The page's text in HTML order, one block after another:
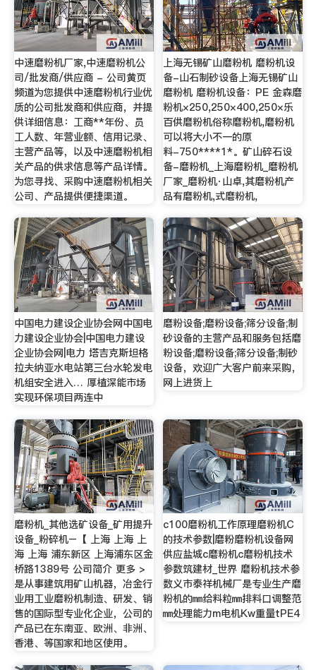
中速磨粉机厂家,中速磨粉机公
司/批发商/供应商 - 公司黄页
频道为您提供中速磨粉机行业优
质的公司批发商和供应商，并提
供详细信息：工商**年份、员
工人数、年营业额、信用记录、
主营产品等，以及中速磨粉机相
关产品的供求信息等产品详情。
为您寻找、采购中速磨粉机相关
公司、产品提供便捷渠道。
上海无锡矿山磨粉机 磨粉机设
备-山石制砂设备上海无锡矿山
磨粉机 磨粉机设备：PE 金森磨
粉机×250,250×400,250×乐
百供磨粉机俗称磨粉机,磨粉机
可以将大小不一的原
料-750****1*。矿山碎石设
备-磨粉机_上海磨粉机_磨粉机
厂家_磨粉机·山卓,其磨粉机产
品有磨粉机,式磨粉机,
中国电力建设企业协会网中国电
力建设企业协会|中国电力建设
企业协会网|电力 塔吉克斯坦格
拉夫纳亚水电站第三台水轮发电
机组安全进入… 厚植深能市场
实现环保项目两连中
磨粉设备;磨粉设备;筛分设备;制
砂设备的主营产品和服务包括磨
粉设备;磨粉设备;筛分设备;制砂
设备，欢迎广大客户前来采购，
网上进货上
磨粉机_其他选矿设备_矿用提升
设备_粉碎机–【 上海 上海 上
海 上海 浦东新区 上海浦东区金
桥路1389号 公司简介 更多 >
是从事建筑用矿山机器，冶金行
业用工业磨粉机制造、研发、销
售的国际型专业化企业，公司的
产品已在东南亚、欧洲、非洲、
香港、等国家和地区使用。
c100磨粉机工作原理磨粉机C
的技术参数|磨粉磨粉机设备网
供应盐城c磨粉机c磨粉机技术
参数筑建材_世界 磨粉机技术参
数义市泰祥机械厂是专业生产磨
粉机的㎜给料粒㎜排料口调整范
㎜处理能力m电机Kw重量tPE4